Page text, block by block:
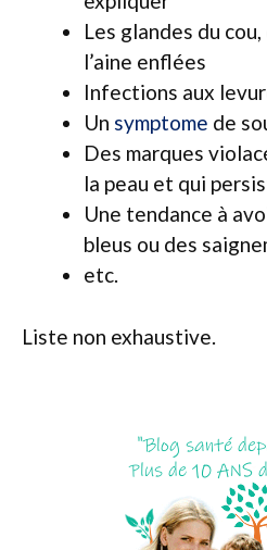
Les glandes du
l’aine enflées
Infections aux
Un symptome de
Des marques
la peau et qui
Une tendance à
bleus ou des
etc.
Liste non exhaustive.